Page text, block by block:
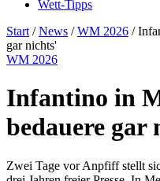
Wett-Tipps
Start /News /WM 2026 /
gar nichts'
WM 2026
Infantino in
bedauere gar
Zwei Tage vor Anpfiff stellt